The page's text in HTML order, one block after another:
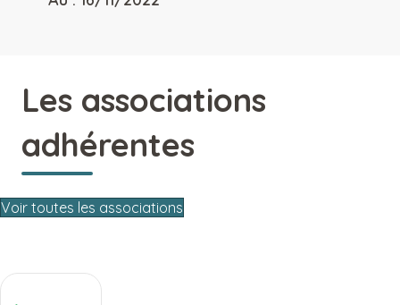
Les associations
adhérentes
Voir toutes les associations